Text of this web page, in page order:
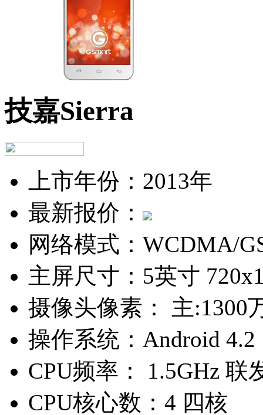
技嘉Sierra
上市年份： 2013年
最新报价：
网络模式： WCDMA/
主屏尺寸： 5英寸
摄像头像素：
主:1300
操作系统： Android 4.2
CPU频率：
1.5GHz 联
CPU核心数： 4 四核